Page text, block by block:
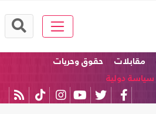
مقابلات
حقوق وحريات
سياسة دولية